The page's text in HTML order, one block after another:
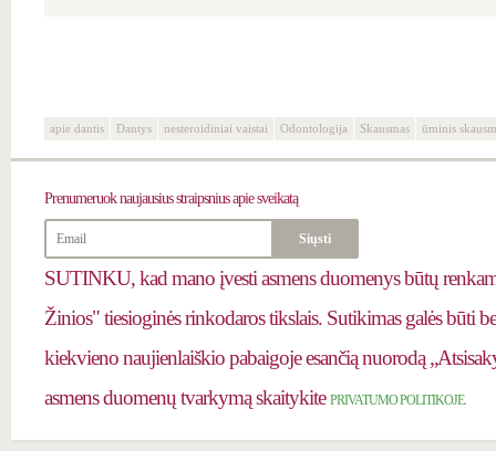
apie dantis Dantys nesteroidiniai vaistai Odontologija Skausmas ūminis
Prenumeruoknaujausius straipsnius apie sveikatą
SUTINKU, kad mano įvesti asmens duomenys būtų
Žinios" tiesioginės rinkodaros tikslais. Sutikimas galės būti
kiekvieno naujienlaiškio pabaigoje esančią nuorodą
asmens duomenų tvarkymą skaitykite PRIVATUMO POLITIKOJE.